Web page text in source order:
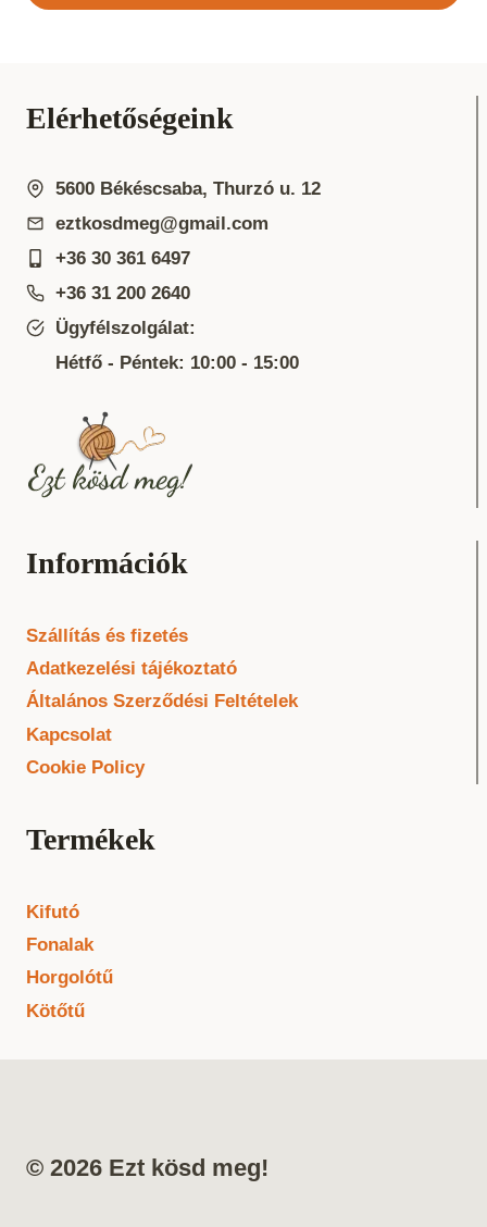
Elérhetőségeink
5600 Békéscsaba, Thurzó u. 12
eztkosdmeg@gmail.com
+36 30 361 6497
+36 31 200 2640
Ügyfélszolgálat:
Hétfő - Péntek: 10:00 - 15:00
Információk
Szállítás és fizetés
Adatkezelési tájékoztató
Általános Szerződési Feltételek
Kapcsolat
Cookie Policy
Termékek
Kifutó
Fonalak
Horgolótű
Kötőtű
© 2026 Ezt kösd meg!